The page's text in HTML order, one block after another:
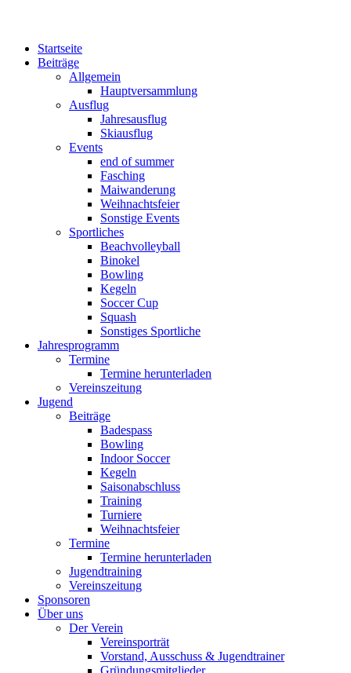
Startseite
Beiträge
Allgemein
Hauptversammlung
Ausflug
Jahresausflug
Skiausflug
Events
end of summer
Fasching
Maiwanderung
Weihnachtsfeier
Sonstige Events
Sportliches
Beachvolleyball
Binokel
Bowling
Kegeln
Soccer Cup
Squash
Sonstiges Sportliche
Jahresprogramm
Termine
Termine herunterladen
Vereinszeitung
Jugend
Beiträge
Badespass
Bowling
Indoor Soccer
Kegeln
Saisonabschluss
Training
Turniere
Weihnachtsfeier
Termine
Termine herunterladen
Jugendtraining
Vereinszeitung
Sponsoren
Über uns
Der Verein
Vereinsporträt
Vorstand, Ausschuss & Jugendtrainer
Gründungsmitglieder